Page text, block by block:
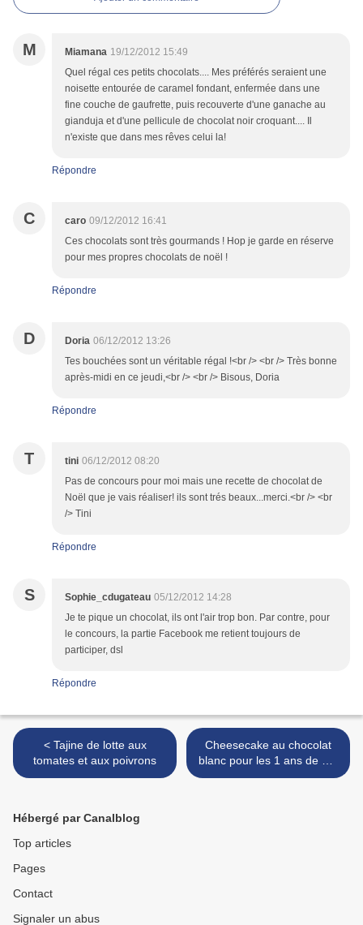
M Miamana 19/12/2012 15:49
Quel régal ces petits chocolats.... Mes préférés seraient une
noisette entourée de caramel fondant, enfermée dans une
fine couche de gaufrette, puis recouverte d'une ganache au
gianduja et d'une pellicule de chocolat noir croquant.... Il
n'existe que dans mes rêves celui la!
Répondre
C caro 09/12/2012 16:41
Ces chocolats sont très gourmands ! Hop je garde en réserve
pour mes propres chocolats de noël !
Répondre
D Doria 06/12/2012 13:26
Tes bouchées sont un véritable régal !<br /> <br /> Très bonne
après-midi en ce jeudi,<br /> <br /> Bisous, Doria
Répondre
T tini 06/12/2012 08:20
Pas de concours pour moi mais une recette de chocolat de
Noël que je vais réaliser! ils sont trés beaux...merci.<br /> <br
/> Tini
Répondre
S Sophie_cdugateau 05/12/2012 14:28
Je te pique un chocolat, ils ont l'air trop bon. Par contre, pour
le concours, la partie Facebook me retient toujours de
participer, dsl
Répondre
< Tajine de lotte aux
tomates et aux poivrons
Cheesecake au chocolat
blanc pour les 1 ans de ma
puce! >
Hébergé par Canalblog
Top articles
Pages
Contact
Signaler un abus